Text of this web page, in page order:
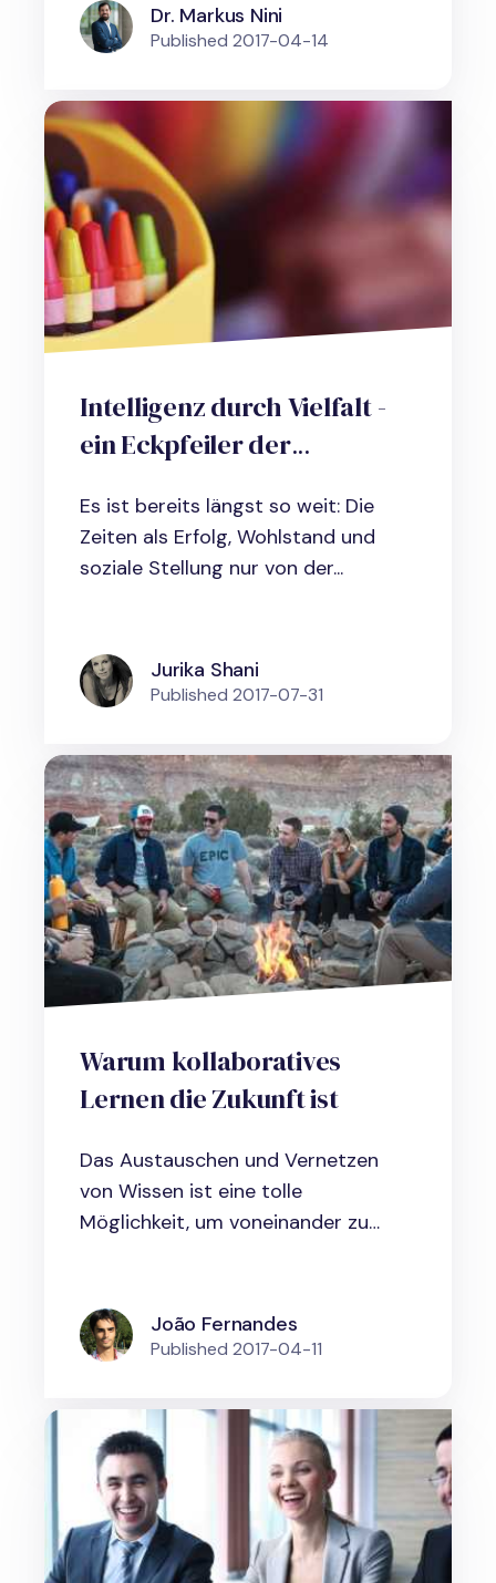
Dr. Markus Nini
Published 2017-04-14
Intelligenz durch Vielfalt -
ein Eckpfeiler der
Versteckte Potentiale
nutzen um zu einer echten
Es ist bereits längst so weit: Die
Zeiten als Erfolg, Wohlstand und
soziale Stellung nur von der...
Jurika Shani
Published 2017-07-31
Warum kollaboratives
Lernen die Zukunft ist
Das Austauschen und Vernetzen
von Wissen ist eine tolle
Möglichkeit, um voneinander zu
João Fernandes
Published 2017-04-11